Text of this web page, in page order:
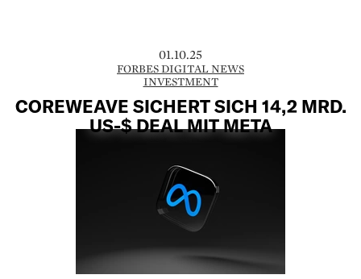
01.10.25
FORBES DIGITAL NEWS
INVESTMENT
COREWEAVE SICHERT SICH 14,2 MRD.
US-$ DEAL MIT META